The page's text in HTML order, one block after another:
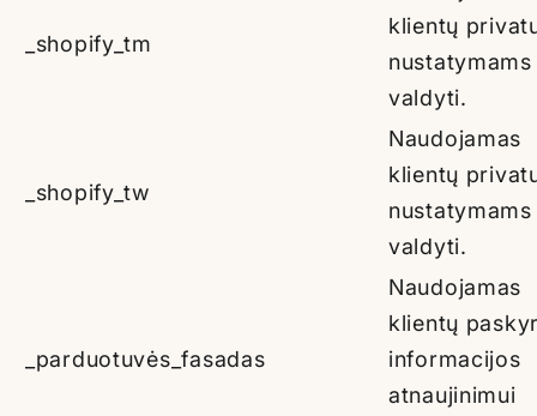
_shopify_tm
klientų
nustatymams
valdyti.
_shopify_tw
Naudojamas
klientų
nustatymams
valdyti.
_parduotuvės_fasadas
Naudojamas
klientų
informacijos
atnaujinimui